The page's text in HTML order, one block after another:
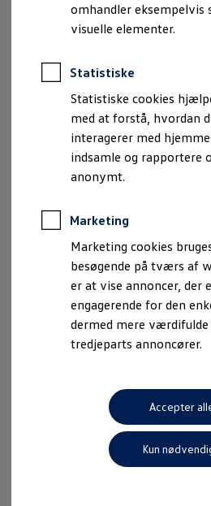
Ja tak, jeg vil gerne modtage
Volkswagen*
Tilmeld
*Ved deltagelse i konkurrencen
konkurrencevilkårsamt
personoplysninger, herunder bl.a. med
konkurrencen og målrettet
vores privatlivspolitik.
omhandler eksempelvis
visuelle elementer.
Statistiske
Statistiske cookies
med at forstå, hvordan
interagerer med
indsamle og rapportere
anonymt.
Marketing
Marketing cookies
besøgende på tværs af
er at vise annoncer, der
engagerende for den
dermed mere
tredjeparts annoncører.
Accepter
Kun